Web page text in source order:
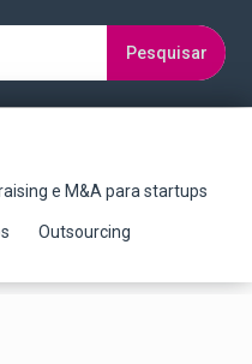
Pesquisar
e M&A para startups
Outsourcing